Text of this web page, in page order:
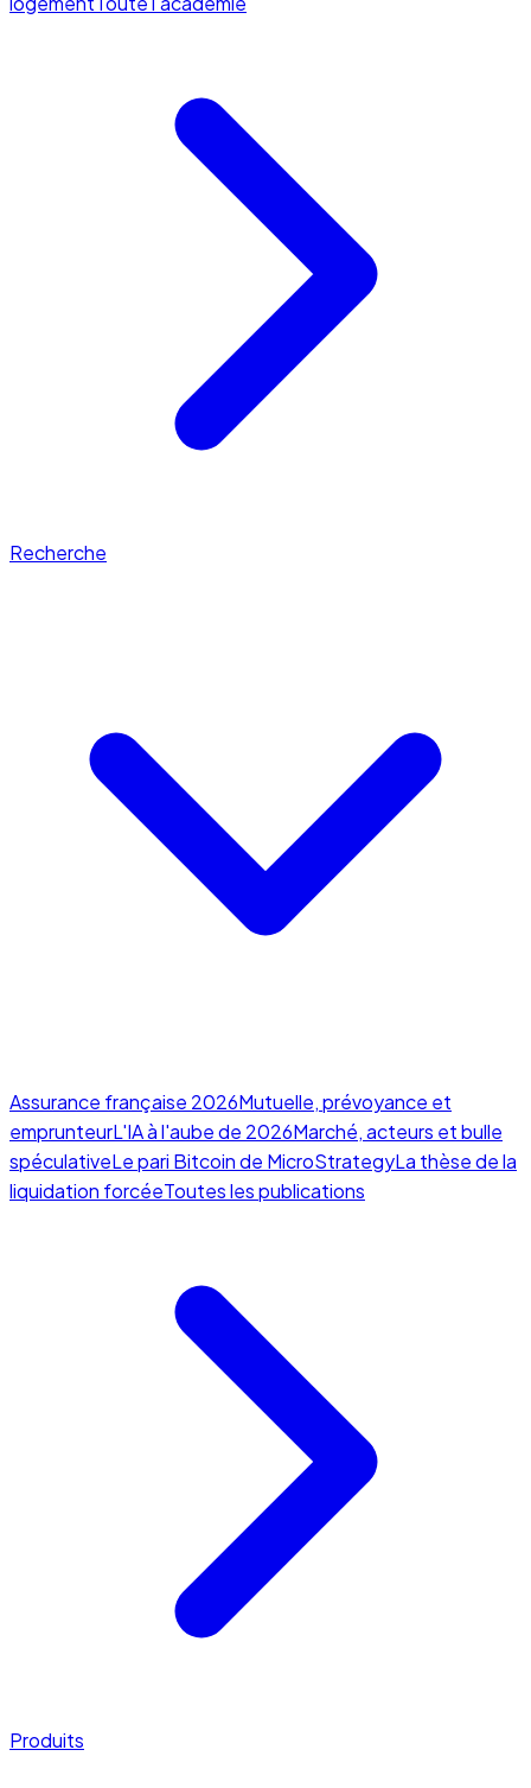
Recherche
Assurance française 2026Mutuelle, prévoyance et
emprunteurL'IA à l'aube de 2026Marché, acteurs et bulle
spéculativeLe pari Bitcoin de MicroStrategyLa thèse de la
liquidation forcéeToutes les publications
Produits